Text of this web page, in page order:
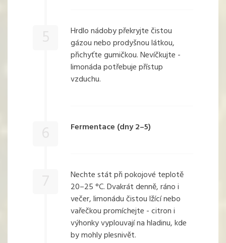
Hrdlo nádoby překryjte čistou
gázou nebo prodyšnou látkou,
přichyťte gumičkou. Nevíčkujte -
limonáda potřebuje přístup
vzduchu.
Fermentace (dny 2–5)
Nechte stát při pokojové teplotě
20–25 °C. Dvakrát denně, ráno i
večer, limonádu čistou lžící nebo
vařečkou promíchejte - citron i
výhonky vyplouvají na hladinu, kde
by mohly plesnivět.